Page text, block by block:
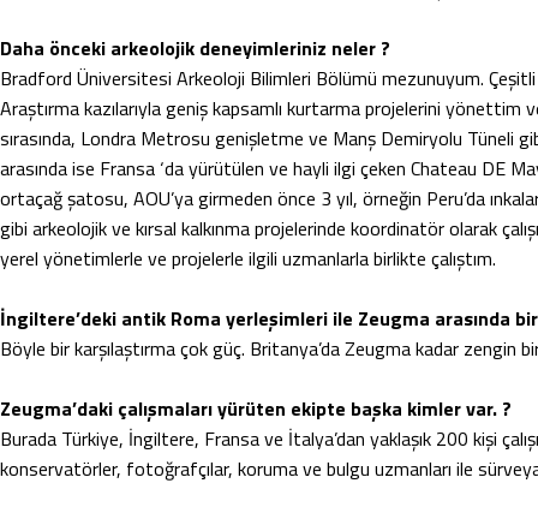
Daha önceki arkeolojik deneyimleriniz neler ?
Bradford Üniversitesi Arkeoloji Bilimleri Bölümü mezunuyum.
Araştırma kazılarıyla geniş kapsamlı kurtarma projelerini yönettim
sırasında, Londra Metrosu genişletme ve Manş Demiryolu Tüneli
arasında ise Fransa ‘da yürütülen ve hayli ilgi çeken Chateau DE
ortaçağ şatosu, AOU’ya girmeden önce 3 yıl, örneğin Peru’da
gibi arkeolojik ve kırsal kalkınma projelerinde koordinatör olarak
yerel yönetimlerle ve projelerle ilgili uzmanlarla birlikte çalıştım.
İngiltere’deki antik Roma yerleşimleri ile Zeugma arasında
Böyle bir karşılaştırma çok güç. Britanya’da Zeugma kadar zengin
Zeugma’daki çalışmaları yürüten ekipte başka kimler var. ?
Burada Türkiye, İngiltere, Fransa ve İtalya’dan yaklaşık 200 kişi
konservatörler, fotoğrafçılar, koruma ve bulgu uzmanları ile